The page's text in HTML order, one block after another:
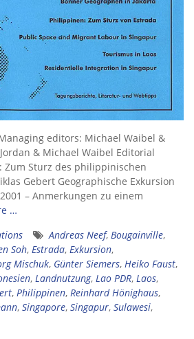
editors: Michael Waibel &
& Michael Waibel Editorial
Zum Sturz des philippinischen
Gebert Geographische Exkursion
– Anmerkungen zu einem
…
Andreas Neef, Bougainville,
Soh, Estrada, Exkursion,
Mischuk, Günter Siemers, Heiko Faust,
, Landnutzung, Lao PDR, Laos,
, Philippinen, Reinhard Hönighaus,
, Singapore, Singapur, Sulawesi,